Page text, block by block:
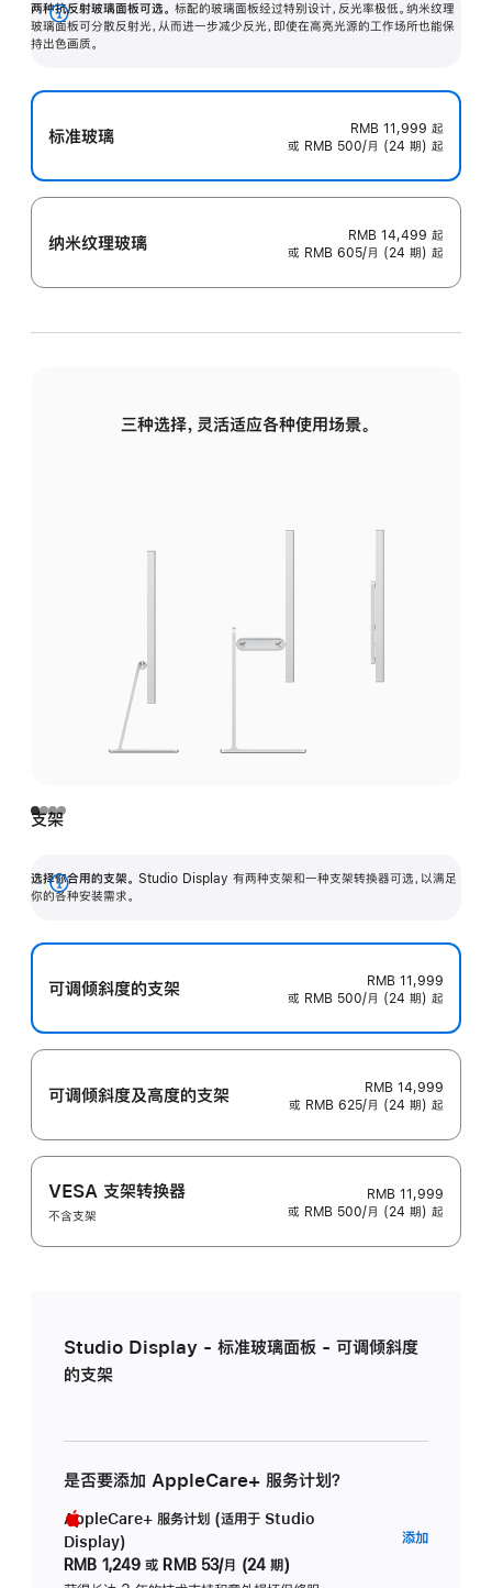
两种抗反射玻璃面板可选。 标配的玻璃面板经过特别设计，反光率极低。纳米纹理
玻璃面板可分散反射光，从而进一步减少反光，即使在高亮光源的工作场所也能保
持出色画质。
展
开
标准玻璃 RMB 11,999 起
或 RMB 500/月 (24 期) 起
纳米纹理玻璃 RMB 14,499 起
或 RMB 605/月 (24 期) 起
三种选择，灵活适应各种使用场景。
支架
选择你合用的支架。 Studio Display 有两种支架和一种支架转换器可选，以满足
你的各种安装需求。
展
可调倾斜度的支架
RMB 11,999
或 RMB 500/月 (24 期) 起
可调倾斜度及高‍度的支‍架
RMB 14,999
或 RMB 625/月 (24 期) 起
VESA 支架转换器
不含支架
RMB 11,999
或 RMB 500/月 (24 期) 起
Studio Display - 标准玻璃面板 - 可调倾斜度
的支架
是否要添加 AppleCare+ 服务计划？
AppleCare+ 服务计划 (适用于 Studio
Display)
RMB 1,249 或 RMB 53/月 (24 期)
添加